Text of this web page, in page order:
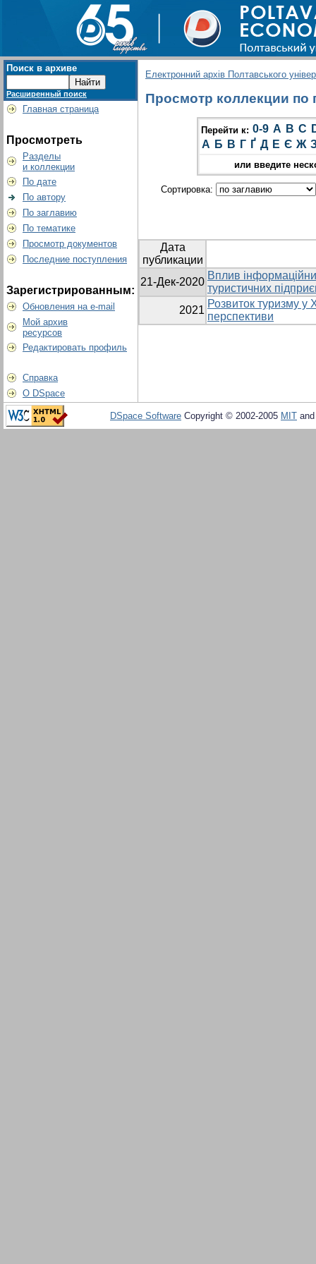
Поиск в архиве
Расширенный поиск
Главная страница
Просмотреть
Разделы
и коллекции
По дате
По автору
По заглавию
По тематике
Просмотр документов
Последние поступления
Зарегистрированным:
Обновления на e-mail
Мой архив
ресурсов
Редактировать профиль
Справка
О DSpace
Електронний архів Полтавського
Просмотр коллекции по
Перейти к: 0-9 A B C
А Б В Г Ґ Д Е Є Ж
или введите
Сортировка:
Дата
публикации
21-Дек-2020
Вплив
туристичних
2021
Розвиток туризму у
перспективи
DSpace Software Copyright © 2002-2005 MIT